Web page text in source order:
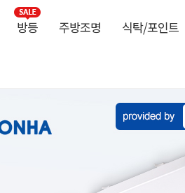
방등 주방조명 식탁/포인트